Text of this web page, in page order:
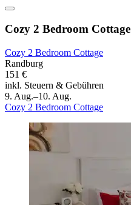
Cozy 2 Bedroom Cottage
Cozy 2 Bedroom Cottage
Randburg
151 €
inkl. Steuern & Gebühren
9. Aug.–10. Aug.
Cozy 2 Bedroom Cottage